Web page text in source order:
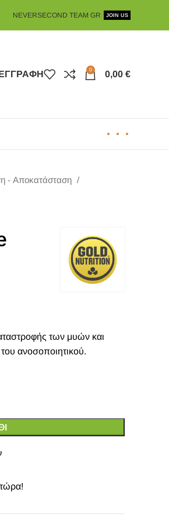
NEVERSECOND TEAM GR JOIN US
0 0,00 €
- Αποκατάσταση
των μυών και
ανοσοποιητικού.